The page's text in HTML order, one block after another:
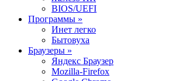
BIOS/UEFI
Программы »
Инет легко
Бытовуха
Браузеры »
Яндекс Браузер
Mozilla-Firefox